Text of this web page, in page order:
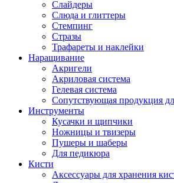
Слайдеры
Слюда и глиттеры
Стемпинг
Стразы
Трафареты и наклейки
Наращивание
Акригели
Акриловая система
Гелевая система
Сопутствующая продукция
Инструменты
Кусачки и щипчики
Ножницы и твизеры
Пушеры и шаберы
Для педикюра
Кисти
Аксессуары для хранения